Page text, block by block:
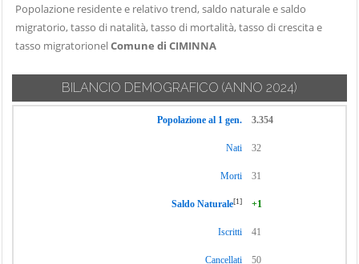
Popolazione residente e relativo trend, saldo naturale e saldo
migratorio, tasso di natalità, tasso di mortalità, tasso di crescita e
tasso migratorionelComune di CIMINNA
BILANCIO DEMOGRAFICO (ANNO 2024)
Popolazione al 1 gen. 3.354
Nati 32
Morti 31
Saldo Naturale[1] +1
Iscritti 41
Cancellati 50